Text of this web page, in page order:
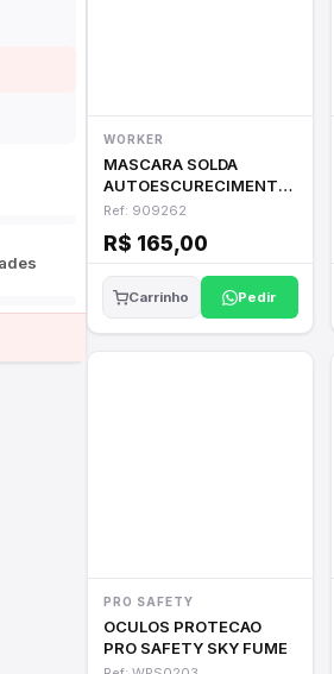
WORKER
MASCARA SOLDA
AUTOESCURECIMENTO
WORKER WK71
Ref: 909262
R$ 165,00
Carrinho Pedir
PRO SAFETY
OCULOS PROTECAO
PRO SAFETY SKY FUME